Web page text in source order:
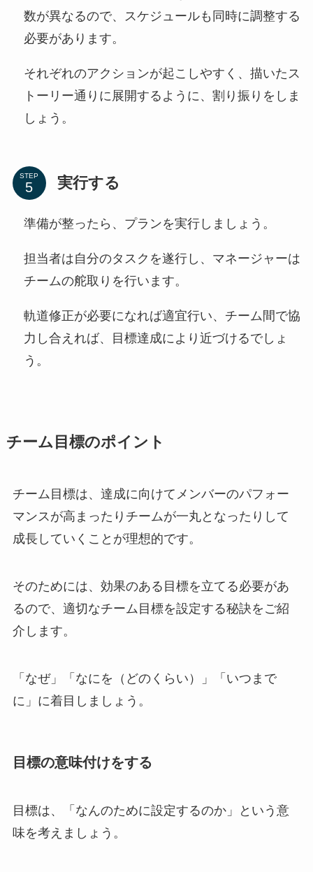
数が異なるので、スケジュールも同時に調整する
必要があります。
それぞれのアクションが起こしやすく、描いたス
トーリー通りに展開するように、割り振りをしま
しょう。
STEP 実行する
準備が整ったら、プランを実行しましょう。
担当者は自分のタスクを遂行し、マネージャーは
チームの舵取りを行います。
軌道修正が必要になれば適宜行い、チーム間で協
力し合えれば、目標達成により近づけるでしょ
う。
チーム目標のポイント
チーム目標は、達成に向けてメンバーのパフォー
マンスが高まったりチームが一丸となったりして
成長していくことが理想的です。
そのためには、効果のある目標を立てる必要があ
るので、適切なチーム目標を設定する秘訣をご紹
介します。
「なぜ」「なにを（どのくらい）」「いつまで
に」に着目しましょう。
目標の意味付けをする
目標は、「なんのために設定するのか」という意
味を考えましょう。